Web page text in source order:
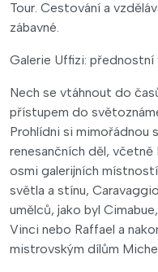
Tour. Cestování a
zábavné.
Galerie Uffizi: přednostní
Nech se vtáhnout do
přístupem do
Prohlídni si mimořádnou
renesančních děl,
osmi galerijních
světla a stínu,
umělců, jako byl
Vinci nebo Raffael a
mistrovským dílům